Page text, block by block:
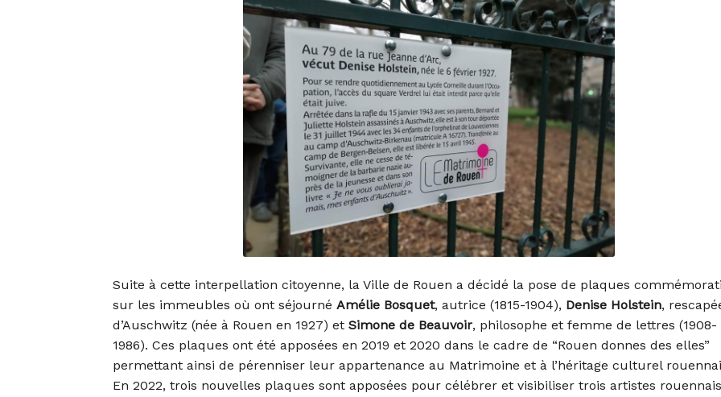
Suite à cette interpellation citoyenne, la Ville de Rouen a décidé la pose de plaques
sur les immeubles où ont séjournéAmélie Bosquet, autrice (1815-1904), Denise Holstein,
d’Auschwitz (née à Rouen en 1927) etSimone de Beauvoir, philosophe et femme de lettres (1908-
1986). Ces plaques ont été apposées en 2019 et 2020 dans le cadre de “Rouen donnes des elles”
permettant ainsi de pérenniser leur appartenance au Matrimoine et à l’héritage culturel
En 2022, trois nouvelles plaques sont apposées pour célébrer et visibiliser trois artistes